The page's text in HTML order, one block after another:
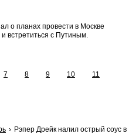
о планах провести в Москве
встретиться с Путиным.
7 8 9 10
11
Рэпер Дрейк налил острый соус в